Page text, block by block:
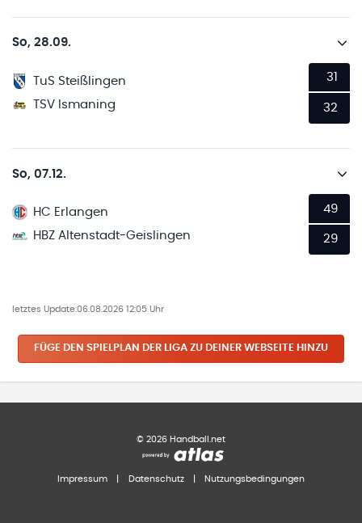
So, 28.09.
TuS Steißlingen
TSV Ismaning
31
32
So, 07.12.
HC Erlangen
HBZ Altenstadt-Geislingen
49
29
letztes Update:06.08.2026 12:05 Uhr
FÜGE DEN SPIELPLAN DER LIGA ZU DEINER WEBSEITE HINZU
© 2026 Handball.net
Impressum Datenschutz Nutzungsbedingungen